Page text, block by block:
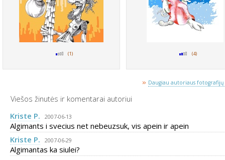
(1) (4)
» Daugiau autoriaus fotografijų
Viešos žinutės ir komentarai autoriui
Kriste P.
2007-06-13
Algimants i svecius net nebeuzsuk, vis apein ir apein
Kriste P.
2007-06-29
Algimantas ka siulei?